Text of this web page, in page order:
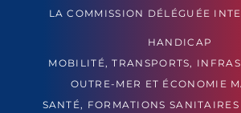
LA COMMISSION DÉLÉGUÉE
HANDICAP
MOBILITÉ, TRANSPORTS,
OUTRE-MER ET ÉCONOMIE
SANTÉ, FORMATIONS SANITAIRES